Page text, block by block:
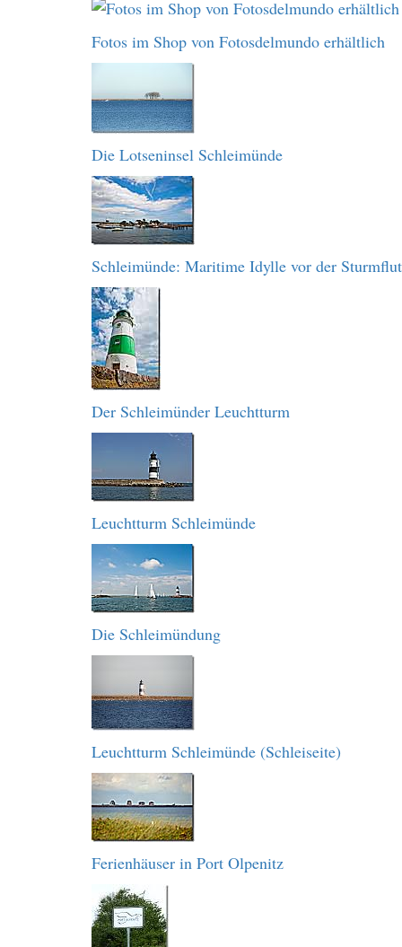
Fotos im Shop von Fotosdelmundo erhältlich
Die Lotseninsel Schleimünde
Schleimünde: Maritime Idylle vor der
Der Schleimünder Leuchtturm
Leuchtturm Schleimünde
Die Schleimündung
Leuchtturm Schleimünde (Schleiseite)
Ferienhäuser in Port Olpenitz